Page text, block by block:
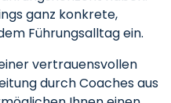
ganz konkrete,
Führungsalltag ein.
vertrauensvollen
durch Coaches aus